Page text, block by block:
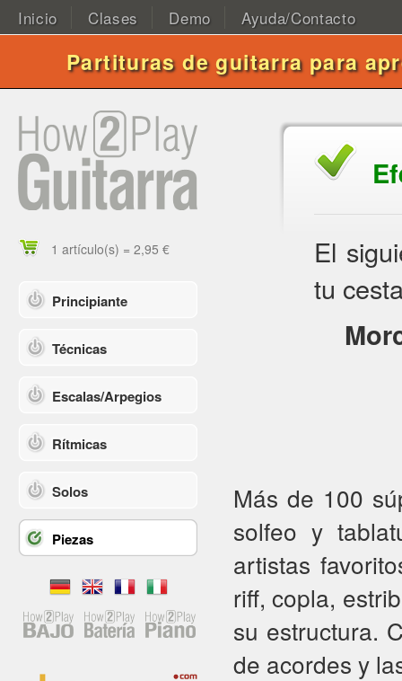
Inicio Clases Demo Ayuda/Contacto
Partituras de guitarra para
1 artículo(s) = 2,95 €
Principiante
Técnicas
Escalas/Arpegios
Rítmicas
Solos
Piezas
El
tu
Más de 100
solfeo y
artistas
riff, copla,
su estructura.
de acordes y